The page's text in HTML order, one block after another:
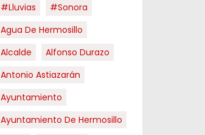
#Lluvias
#Sonora
Agua De Hermosillo
Alcalde
Alfonso Durazo
Antonio Astiazarán
Ayuntamiento
Ayuntamiento De Hermosillo